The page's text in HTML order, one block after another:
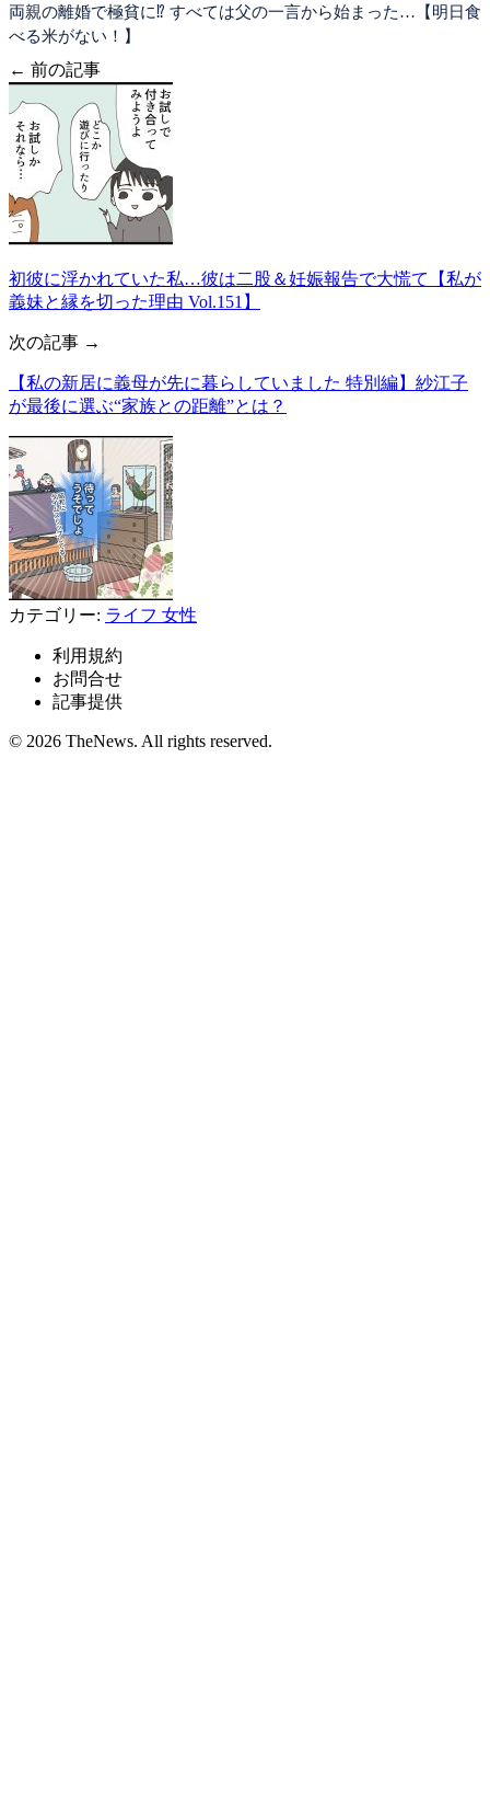
両親の離婚で極貧に⁉ すべては父の一言から始まった…【明日食
べる米がない！】
← 前の記事
初彼に浮かれていた私…彼は二股＆妊娠報告で大慌て【私が
義妹と縁を切った理由 Vol.151】
次の記事 →
【私の新居に義母が先に暮らしていました 特別編】紗江子
が最後に選ぶ“家族との距離”とは？
カテゴリー: ライフ 女性
利用規約
お問合せ
記事提供
© 2026 TheNews. All rights reserved.